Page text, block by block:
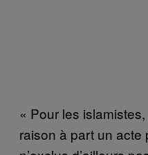
« Pour les
raison à part un acte